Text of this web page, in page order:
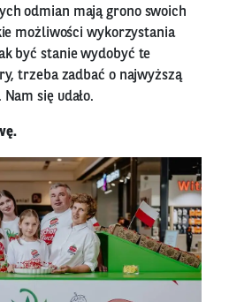
odmian mają grono swoich
możliwości wykorzystania
być stanie wydobyć te
trzeba zadbać o najwyższą
się udało.